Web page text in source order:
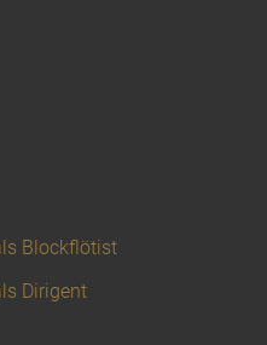
Blockflötist
Dirigent